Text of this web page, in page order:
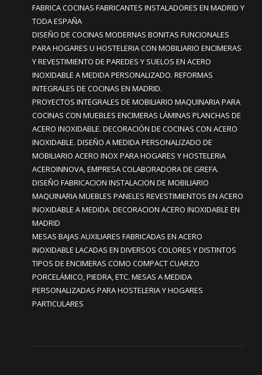
FABRICA COCINAS FABRICANTES INSTALADORES EN MADRID Y
TODA ESPAÑA
DISEÑO DE COCINAS MODERNAS BONITAS FUNCIONALES
PARA HOGARES U HOSTELERIA CON MOBILIARIO ENCIMERAS
Y REVESTIMIENTO DE PAREDES Y SUELOS EN ACERO
INOXIDABLE A MEDIDA PERSONALIZADO. REFORMAS
INTEGRALES DE COCINAS EN MADRID.
PROYECTOS INTEGRALES DE MOBILIARIO MAQUINARIA PARA
COCINAS CON MUEBLES ENCIMERAS LÁMINAS PLANCHAS DE
ACERO INOXIDABLE. DECORACIÓN DE COCINAS CON ACERO
INOXIDABLE. DISEÑO A MEDIDA PERSONALIZADO DE
MOBILIARIO ACERO INOX PARA HOGARES Y HOSTELERIA
ACEROINNOVA, EMPRESA COLABORADORA DE GREFA.
DISEÑO FABRICACION INSTALACION DE MOBILIARIO
MAQUINARIA MUEBLES PANELES REVESTIMIENTOS EN ACERO
INOXIDABLE A MEDIDA. DECORACION ACERO INOXIDABLE EN
MADRID
MESAS BAJAS AUXILIARES FABRICADAS EN ACERO
INOXIDABLE LACADAS EN DIVERSOS COLORES Y DISTINTOS
TIPOS DE ENCIMERAS COMO COMPACT CUARZO
PORCELÁMICO, PIEDRA, ETC. MESAS A MEDIDA
PERSONALIZADAS PARA HOSTELERIA Y HOGARES
PARTICULARES